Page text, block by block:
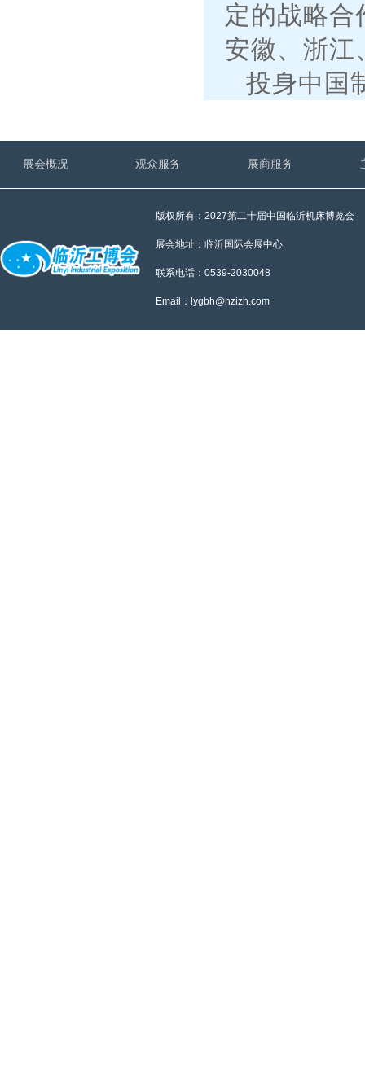
定的战略合
安徽、浙江
投身中国
先”的目标
展会概况 观众服务 展商服务
版权所有：2027第二十届中国临沂机床博览会
展会地址：临沂国际会展中心
联系电话：0539-2030048
Email：lygbh@hzizh.com